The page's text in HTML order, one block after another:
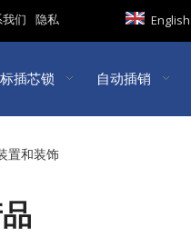
们 隐私 English
插芯锁 自动插销
置和装饰